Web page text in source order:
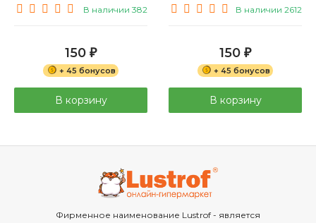
В наличии 382
150 ₽
+ 45 бонусов
В корзину
В наличии 2612
150 ₽
+ 45 бонусов
В корзину
Фирменное наименование Lustrof - является